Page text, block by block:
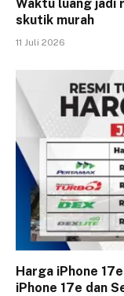
Waktu luang jadi
skutik murah
11 Juli 2026
Harga iPhone
iPhone 17e dan